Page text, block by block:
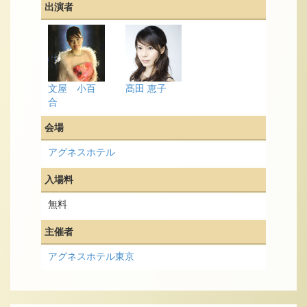
出演者
文屋 小百
合
髙田 恵子
会場
アグネスホテル
入場料
無料
主催者
アグネスホテル東京